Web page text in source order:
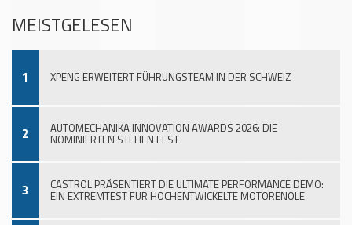
MEISTGELESEN
1 XPENG ERWEITERT FÜHRUNGSTEAM IN DER SCHWEIZ
2 AUTOMECHANIKA INNOVATION AWARDS 2026: DIE
NOMINIERTEN STEHEN FEST
3 CASTROL PRÄSENTIERT DIE ULTIMATE PERFORMANCE DEMO:
EIN EXTREMTEST FÜR HOCHENTWICKELTE MOTORENÖLE